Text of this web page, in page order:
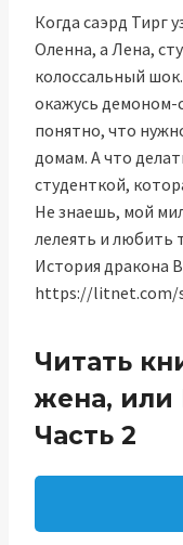
Когда саэрд Тирг
Оленна, а Лена,
колоссальный
окажусь демоном-
понятно, что
домам. А что
студенткой,
Не знаешь, мой
лелеять и любить
История дракона
https://litnet.com/
Читать
жена, или
Часть 2